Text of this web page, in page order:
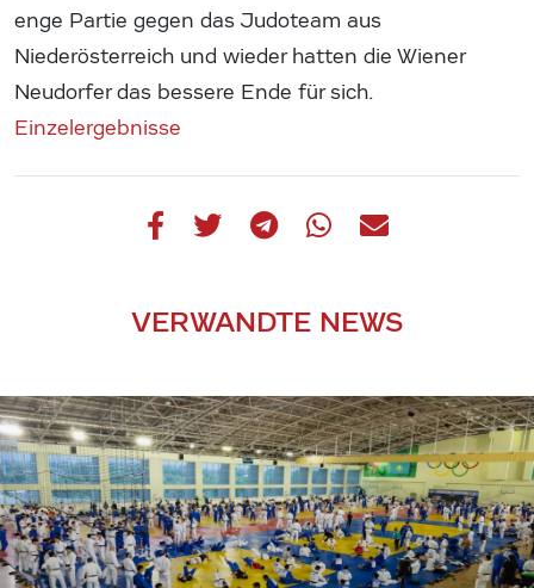
enge Partie gegen das Judoteam aus
Niederösterreich und wieder hatten die Wiener
Neudorfer das bessere Ende für sich.
Einzelergebnisse
VERWANDTE NEWS